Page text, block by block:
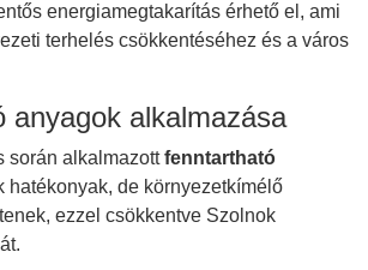
energiamegtakarítás érhető el, ami
terhelés csökkentéséhez és a város
anyagok alkalmazása
során alkalmazottfenntartható
hatékonyak, de környezetkímélő
ezzel csökkentve Szolnok